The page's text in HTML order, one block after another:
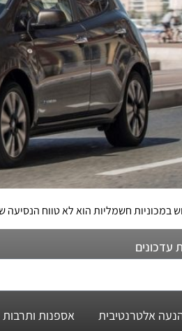
במכוניות חשמליות הוא לא טווח
עדכונים
אלטרנטיבית
אספנות